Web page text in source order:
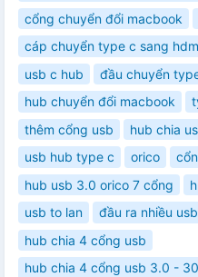
cổng chuyển đổi macbook
cáp chuyển type c sang
usb c hub
đầu chuyển
hub chuyển đổi macbook
thêm cổng usb
hub chia
usb hub type c
orico
hub usb 3.0 orico 7 cổng
usb to lan
đầu ra nhiều usb
hub chia 4 cổng usb
hub chia 4 cổng usb 3.0 -